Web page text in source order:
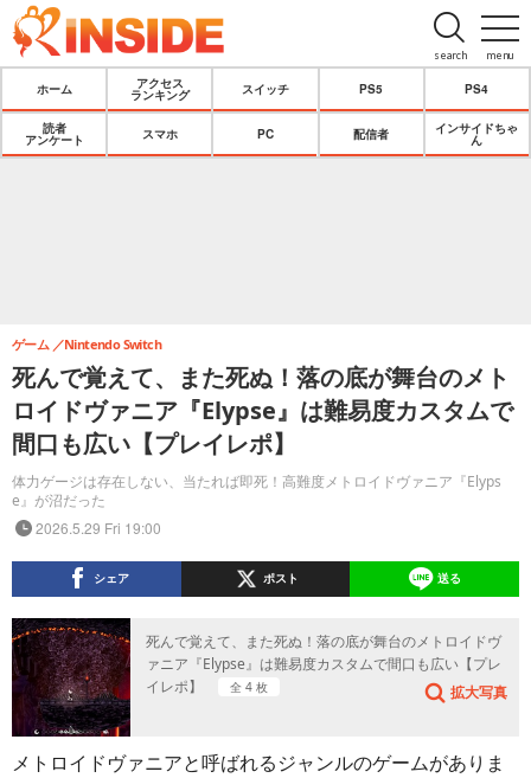
menu
search
ホーム
アクセス
ランキング
スイッチ PS5 PS4
読者
アンケート
スマホ PC 配信者
インサイドちゃ
ん
死んで覚えて、また死ぬ！落の底が舞台のメト
ロイドヴァニア『Elypse』は難易度カスタムで
間口も広い【プレイレポ】
体力ゲージは存在しない、当たれば即死！高難度メトロイドヴァニア『Elyps
e』が沼だった
ゲーム Nintendo Switch
2026.5.29 Fri 19:00
シェア ポスト 送る
死んで覚えて、また死ぬ！落の底が舞台のメトロイドヴ
ァニア『Elypse』は難易度カスタムで間口も広い【プレ
イレポ】
全 4 枚 拡大写真
メトロイドヴァニアと呼ばれるジャンルのゲームがありま